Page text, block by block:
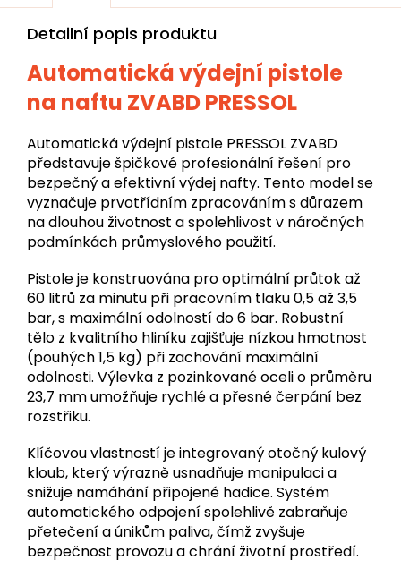
Detailní popis produktu
Automatická výdejní pistole
na naftu ZVABD PRESSOL
Automatická výdejní pistole PRESSOL ZVABD
představuje špičkové profesionální řešení pro
bezpečný a efektivní výdej nafty. Tento model se
vyznačuje prvotřídním zpracováním s důrazem
na dlouhou životnost a spolehlivost v náročných
podmínkách průmyslového použití.
Pistole je konstruována pro optimální průtok až
60 litrů za minutu při pracovním tlaku 0,5 až 3,5
bar, s maximální odolností do 6 bar. Robustní
tělo z kvalitního hliníku zajišťuje nízkou hmotnost
(pouhých 1,5 kg) při zachování maximální
odolnosti. Výlevka z pozinkované oceli o průměru
23,7 mm umožňuje rychlé a přesné čerpání bez
rozstřiku.
Klíčovou vlastností je integrovaný otočný kulový
kloub, který výrazně usnadňuje manipulaci a
snižuje namáhání připojené hadice. Systém
automatického odpojení spolehlivě zabraňuje
přetečení a únikům paliva, čímž zvyšuje
bezpečnost provozu a chrání životní prostředí.